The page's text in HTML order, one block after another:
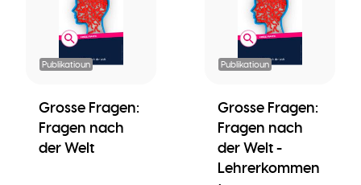
Publikatioun
Grosse Fragen:
Fragen nach
der Welt
Publikatioun
Grosse Fragen:
Fragen nach
der Welt -
Lehrerkommen